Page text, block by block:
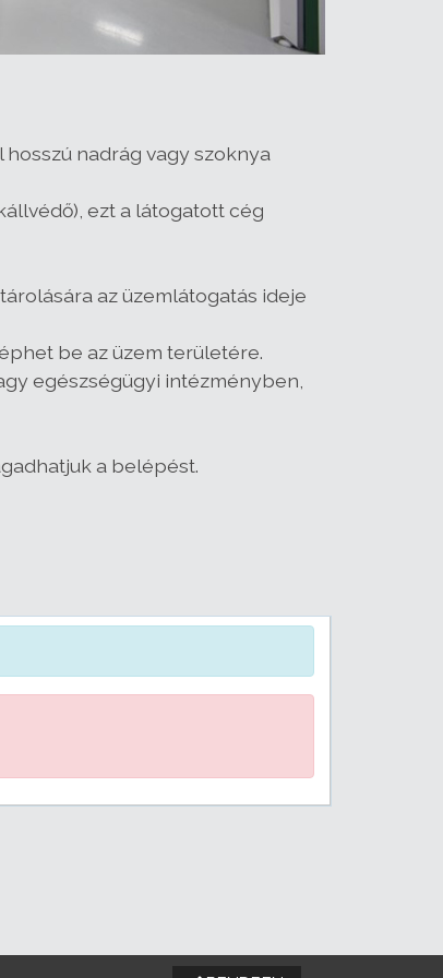
nadrág vagy szoknya
ezt a látogatott cég
az üzemlátogatás ideje
be az üzem területére.
egészségügyi intézményben,
a belépést.